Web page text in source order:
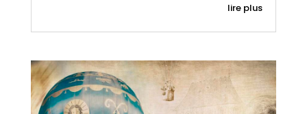
lire plus